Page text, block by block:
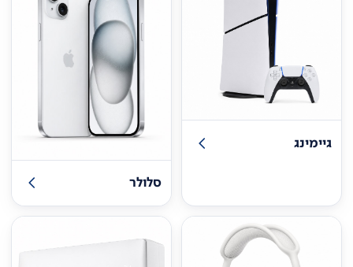
גיימינג
סלולר